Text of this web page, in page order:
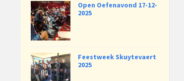
Open Oefenavond 17-12-
2025
Feestweek Skuytevaert
2025